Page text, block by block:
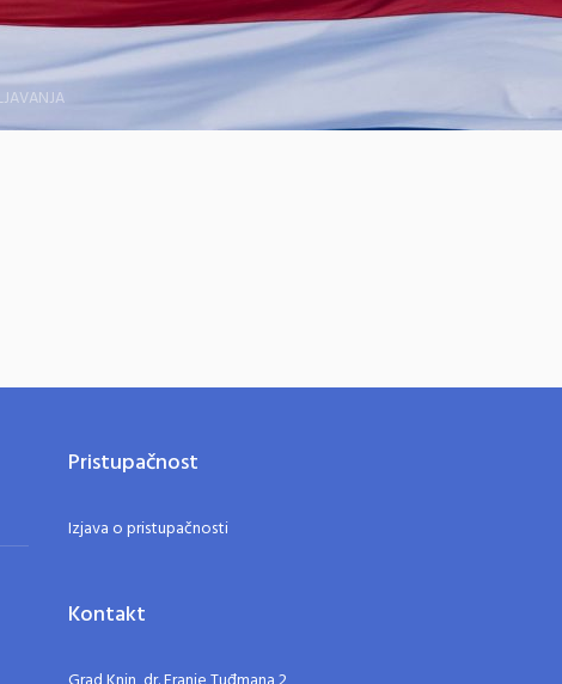
Pristupačnost
Izjava o pristupačnosti
Kontakt